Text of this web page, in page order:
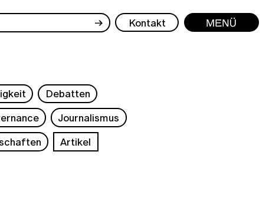
→ Kontakt Menü
Debatten
Journalismus
Artikel